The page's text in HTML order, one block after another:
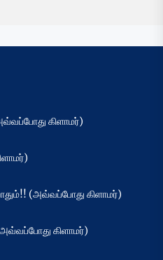
கிளாமர்)
(அவ்வப்போது கிளாமர்)
கிளாமர்)